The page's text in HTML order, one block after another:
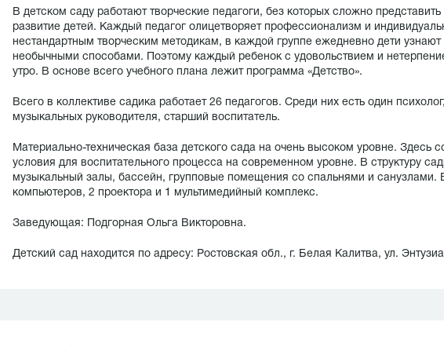
В детском саду работают творческие педагоги, без которых сложно
развитие детей. Каждый педагог олицетворяет профессионализм и
нестандартным творческим методикам, в каждой группе ежедневно дети узнают
необычными способами. Поэтому каждый ребенок с удовольствием и
утро. В основе всего учебного плана лежит программа «Детство».
Всего в коллективе садика работает 26 педагогов. Среди них есть один
музыкальных руководителя, старший воспитатель.
Материально-техническая база детского сада на очень высоком уровне. Здесь
условия для воспитательного процесса на современном уровне. В структуру
музыкальный залы, бассейн, групповые помещения со спальнями и санузлами.
компьютеров, 2 проектора и 1 мультимедийный комплекс.
Заведующая: Подгорная Ольга Викторовна.
Детский сад находится по адресу: Ростовская обл., г. Белая Калитва, ул.